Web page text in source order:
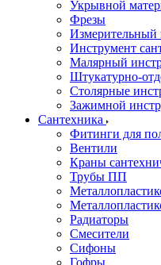
Укрывной
Фрезы
Измерительный
Инструмент
Малярный
Штукатурно-
Cтолярные
Зажимной
Сантехника
Фитинги для
Вентили
Краны
Трубы ПП
Радиаторы
Смесители
Сифоны
Гофры